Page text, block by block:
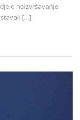
neizvršavanje
stavak […]